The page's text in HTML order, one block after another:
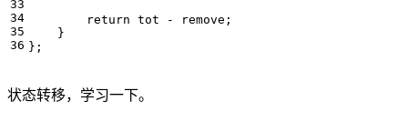
return tot - remove ;
}
};
状态转移，学习一下。